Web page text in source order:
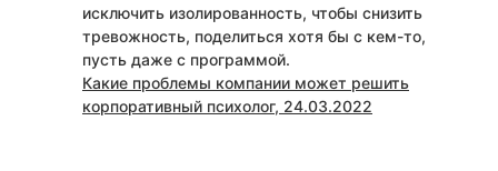
исключить изолированность, чтобы снизить
тревожность, поделиться хотя бы с кем-то,
пусть даже с программой.
Какие проблемы компании может решить
корпоративный психолог, 24.03.2022